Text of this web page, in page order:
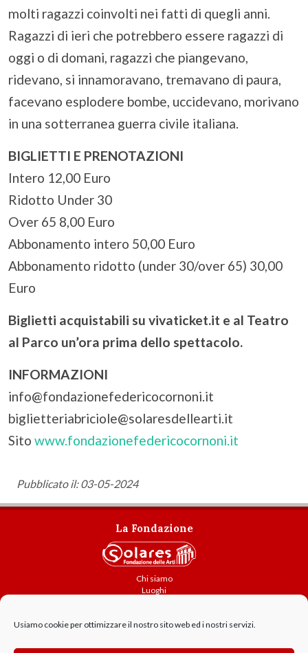
Usiamo cookie per ottimizzare il nostro sito web ed i nostri servizi.
molti ragazzi coinvolti nei fatti di quegli anni.
Ragazzi di ieri che potrebbero essere ragazzi di
oggi o di domani, ragazzi che piangevano,
ridevano, si innamoravano, tremavano di paura,
facevano esplodere bombe, uccidevano, morivano
in una sotterranea guerra civile italiana.
BIGLIETTI E PRENOTAZIONI
Intero 12,00 Euro
Ridotto Under 30
Over 65 8,00 Euro
Abbonamento intero 50,00 Euro
Abbonamento ridotto (under 30/over 65) 30,00
Euro
Biglietti acquistabili su vivaticket.it e al Teatro
al Parco un’ora prima dello spettacolo.
INFORMAZIONI
info@fondazionefedericocornoni.it
biglietteriabriciole@solaresdellearti.it
Sito www.fondazionefedericocornoni.it
Pubblicato il: 03-05-2024
La Fondazione
Chi siamo
Luoghi
Contatti